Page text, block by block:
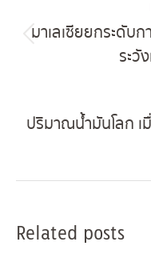
navigation
มาเลเซียยกระดับ
ระวั
ปริมาณน้ำมันโลก
Related posts